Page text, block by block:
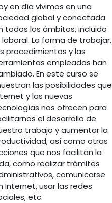
en día vivimos en una
global y conectada
todos los ámbitos, incluido
laboral. La forma de trabajar,
procedimientos y las
empleadas han
En este curso se
las posibilidades que
y las nuevas
nos ofrecen para
el desarrollo de
trabajo y aumentar la
así como otras
que nos facilitan la
como realizar trámites
comunicarse
Internet, usar las redes
etc.